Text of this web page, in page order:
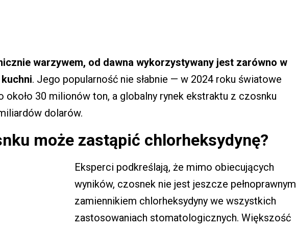
warzywem, od dawna wykorzystywany jest zarówno w
. Jego popularność nie słabnie — w 2024 roku światowe
około 30 milionów ton, a globalny rynek ekstraktu z czosnku
dolarów.
może zastąpić chlorheksydynę?
Eksperci podkreślają, że mimo obiecujących
wyników, czosnek nie jest jeszcze pełnoprawnym
zamiennikiem chlorheksydyny we wszystkich
zastosowaniach stomatologicznych. Większość